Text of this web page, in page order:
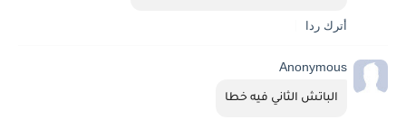
أترك ردا
Anonymous
الباتش الثاني فيه خطا